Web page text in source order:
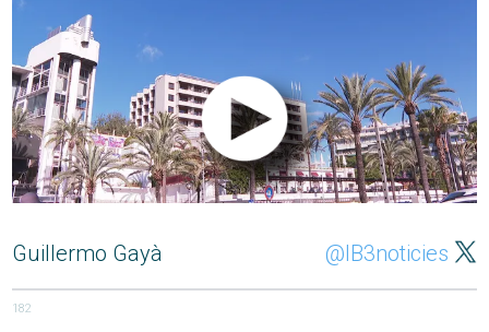
Guillermo Gayà @IB3noticies
182